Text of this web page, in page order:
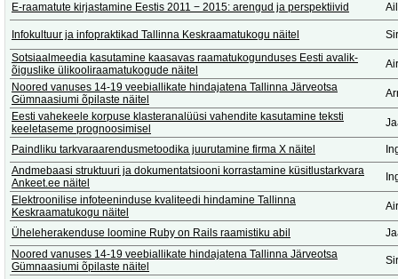
E-raamatute kirjastamine Eestis 2011 − 2015: arengud ja perspektiivid
Infokultuur ja infopraktikad Tallinna Keskraamatukogu näitel
Sotsiaalmeedia kasutamine kaasavas raamatukogunduses Eesti avalik-
õiguslike ülikooliraamatukogude näitel
Noored vanuses 14-19 veebiallikate hindajatena Tallinna Järveotsa
Gümnaasiumi õpilaste näitel
Eesti vahekeele korpuse klasteranalüüsi vahendite kasutamine teksti
keeletaseme prognoosimisel
Paindliku tarkvaraarendusmetoodika juurutamine firma X näitel
Andmebaasi struktuuri ja dokumentatsiooni korrastamine küsitlustarkvara
Ankeet.ee näitel
Elektroonilise infoteeninduse kvaliteedi hindamine Tallinna
Keskraamatukogu näitel
Üheleherakenduse loomine Ruby on Rails raamistiku abil
Noored vanuses 14-19 veebiallikate hindajatena Tallinna Järveotsa
Gümnaasiumi õpilaste näitel